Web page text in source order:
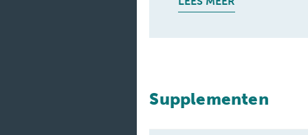
Supplementen